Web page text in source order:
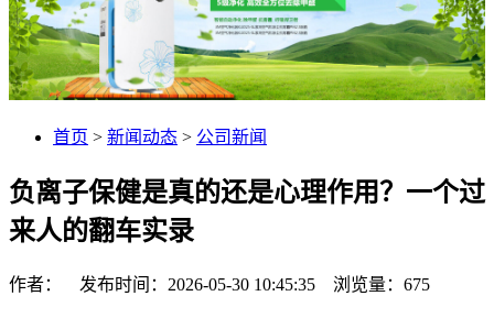
首页 > 新闻动态 > 公司新闻
负离子保健是真的还是心理作用？一个过
来人的翻车实录
作者： 发布时间：2026-05-30 10:45:35 浏览量： 675